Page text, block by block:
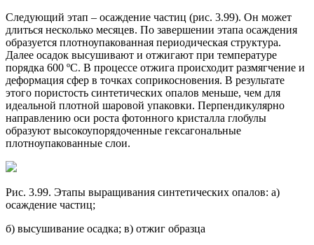
Следующий этап – осаждение частиц (рис. 3.99). Он может
длиться несколько месяцев. По завершении этапа осаждения
образуется плотноупакованная периодическая структура.
Далее осадок высушивают и отжигают при температуре
порядка 600 ºС. В процессе отжига происходит размягчение и
деформация сфер в точках соприкосновения. В результате
этого пористость синтетических опалов меньше, чем для
идеальной плотной шаровой упаковки. Перпендикулярно
направлению оси роста фотонного кристалла глобулы
образуют высокоупорядоченные гексагональные
плотноупакованные слои.
Рис. 3.99. Этапы выращивания синтетических опалов: а)
осаждение частиц;
б) высушивание осадка; в) отжиг образца